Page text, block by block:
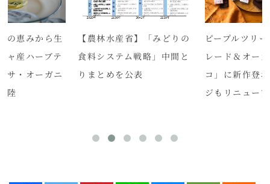
の恵みから生
ャ産ハーブテ
サ・オーガニ
陸
【農林水産省】「みどりの
食料システム戦略」中間と
りまとめを公表
ピープルツリ
レード＆オー
コ」に新作登
ジもリニュー